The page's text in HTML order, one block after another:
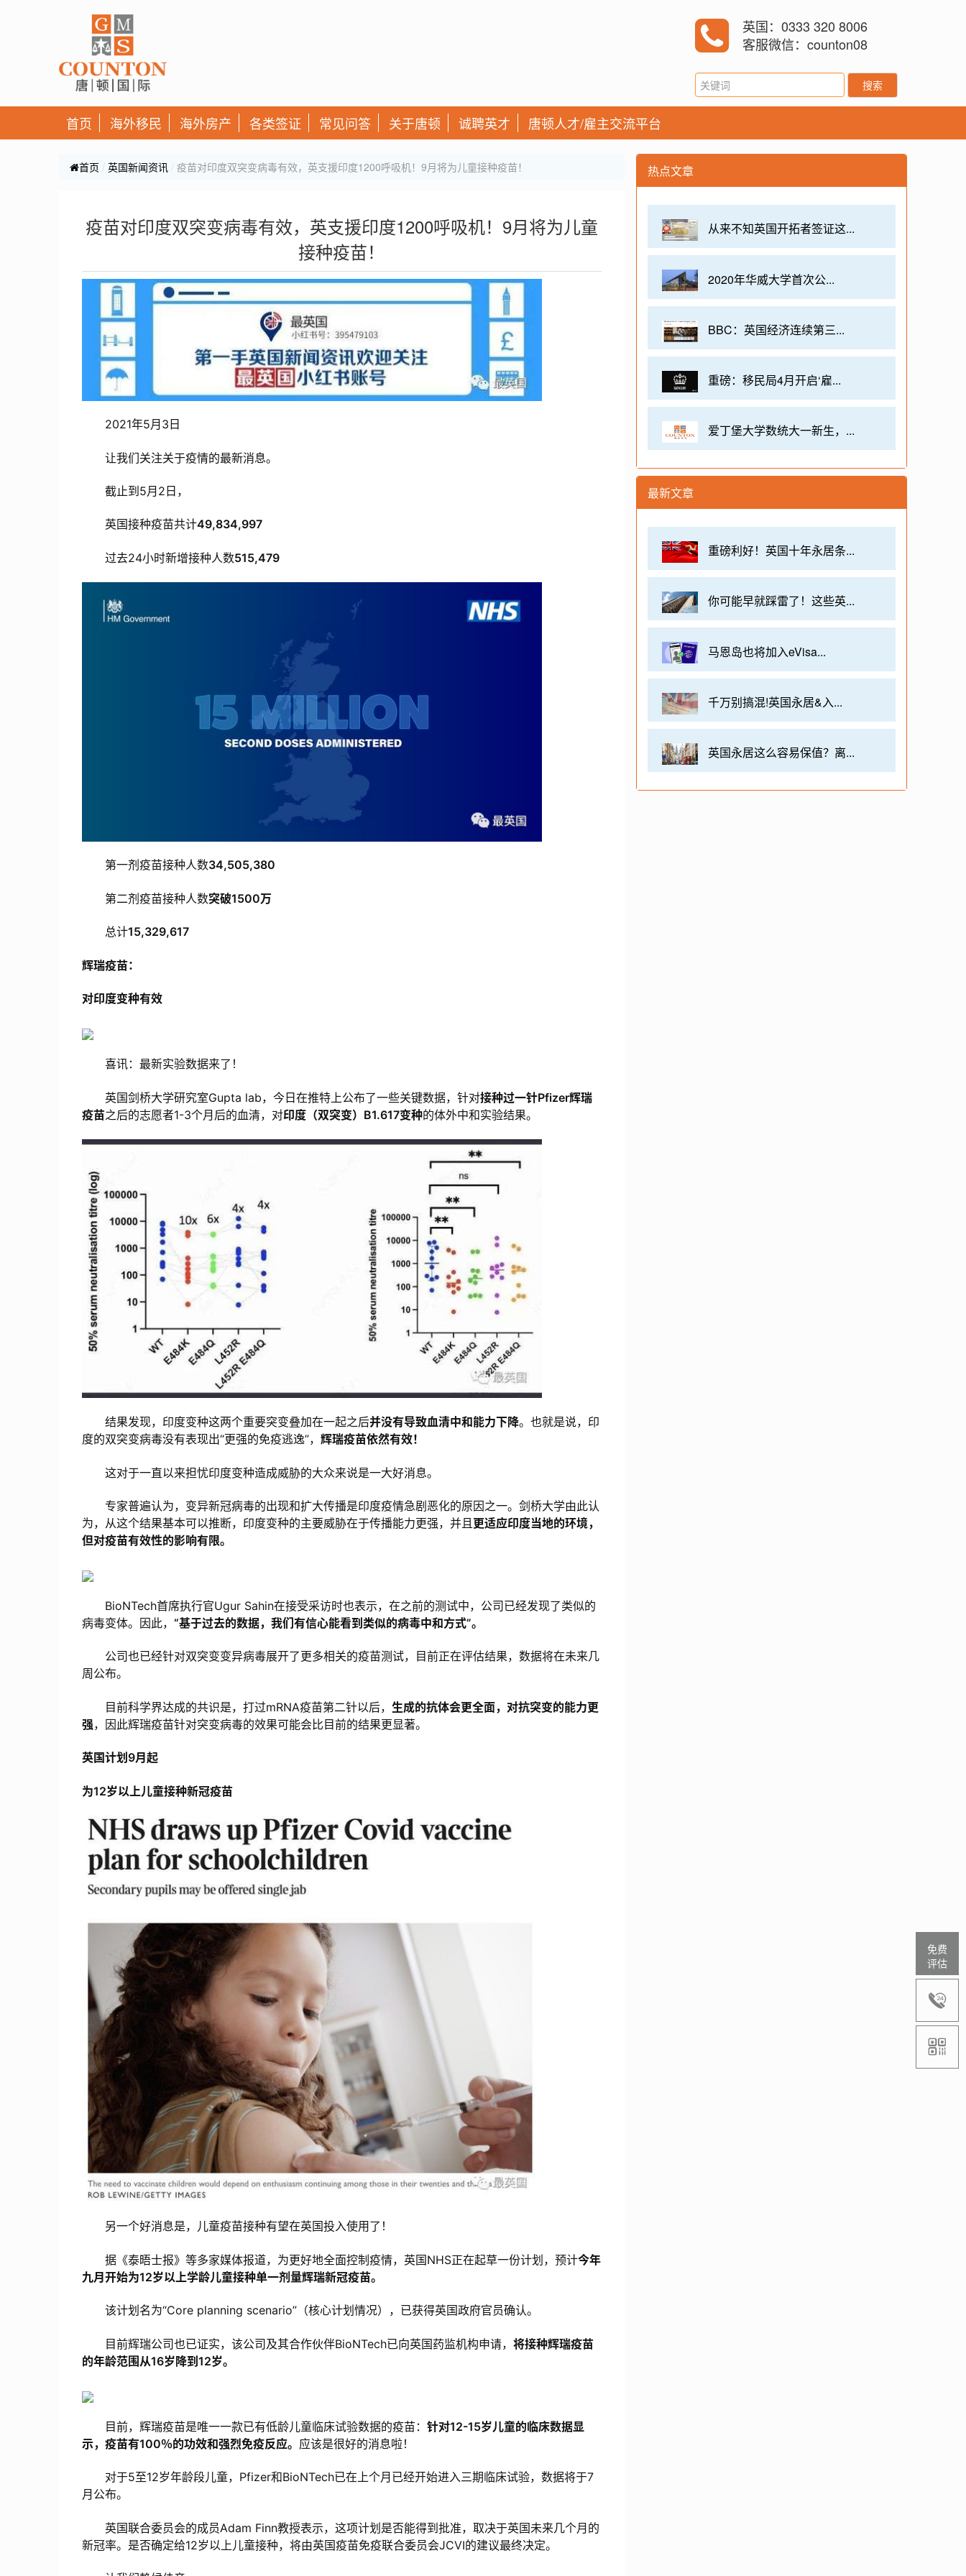
英国：0333 320 8006
客服微信：counton08
搜索
首页 海外移民 海外房产 各类签证 常见问答 关于唐顿 诚聘英才 唐顿人才/雇主交流平台
首页 英国新闻资讯 疫苗对印度双突变病毒有效，英支援印度1200呼吸机！9月将为儿童接种疫苗！
疫苗对印度双突变病毒有效，英支援印度1200呼吸机！9月将为儿童
接种疫苗！
2021年5月3日
让我们关注关于疫情的最新消息。
截止到5月2日，
英国接种疫苗共计49,834,997
过去24小时新增接种人数515,479
第一剂疫苗接种人数34,505,380
第二剂疫苗接种人数突破1500万
总计15,329,617
辉瑞疫苗：
对印度变种有效
喜讯：最新实验数据来了！
英国剑桥大学研究室Gupta lab，今日在推特上公布了一些关键数据，针对接种过一针Pfizer辉瑞
疫苗之后的志愿者1-3个月后的血清，对印度（双突变）B1.617变种的体外中和实验结果。
结果发现，印度变种这两个重要突变叠加在一起之后并没有导致血清中和能力下降。也就是说，印
度的双突变病毒没有表现出“更强的免疫逃逸”， 辉瑞疫苗依然有效！
这对于一直以来担忧印度变种造成威胁的大众来说是一大好消息。
专家普遍认为，变异新冠病毒的出现和扩大传播是印度疫情急剧恶化的原因之一。剑桥大学由此认
为，从这个结果基本可以推断，印度变种的主要威胁在于传播能力更强，并且 更适应印度当地的环境，
但对疫苗有效性的影响有限。
BioNTech首席执行官Ugur Sahin在接受采访时也表示，在之前的测试中，公司已经发现了类似的
病毒变体。因此， “基于过去的数据，我们有信心能看到类似的病毒中和方式”。
公司也已经针对双突变变异病毒展开了更多相关的疫苗测试，目前正在评估结果，数据将在未来几
周公布。
目前科学界达成的共识是，打过mRNA疫苗第二针以后， 生成的抗体会更全面，对抗突变的能力更
强，因此辉瑞疫苗针对突变病毒的效果可能会比目前的结果更显著。
英国计划9月起
为12岁以上儿童接种新冠疫苗
另一个好消息是，儿童疫苗接种有望在英国投入使用了！
据《泰晤士报》等多家媒体报道，为更好地全面控制疫情，英国NHS正在起草一份计划，预计今年
九月开始为12岁以上学龄儿童接种单一剂量辉瑞新冠疫苗。
该计划名为“Core planning scenario”（核心计划情况），已获得英国政府官员确认。
目前辉瑞公司也已证实，该公司及其合作伙伴BioNTech已向英国药监机构申请， 将接种辉瑞疫苗
的年龄范围从16岁降到12岁。
目前，辉瑞疫苗是唯一一款已有低龄儿童临床试验数据的疫苗： 针对12-15岁儿童的临床数据显
示，疫苗有100％的功效和强烈免疫反应。 应该是很好的消息啦！
对于5至12岁年龄段儿童，Pfizer和BioNTech已在上个月已经开始进入三期临床试验，数据将于7
月公布。
英国联合委员会的成员Adam Finn教授表示，这项计划是否能得到批准，取决于英国未来几个月的
新冠率。是否确定给12岁以上儿童接种，将由英国疫苗免疫联合委员会JCVI的建议最终决定。
热点文章
从来不知英国开拓者签证这...
2020年华威大学首次公...
BBC：英国经济连续第三...
重磅：移民局4月开启‘雇...
爱丁堡大学数统大一新生，...
最新文章
重磅利好！英国十年永居条...
你可能早就踩雷了！这些英...
马恩岛也将加入eVisa...
千万别搞混!英国永居&入...
英国永居这么容易保值？离...
免费
评估

